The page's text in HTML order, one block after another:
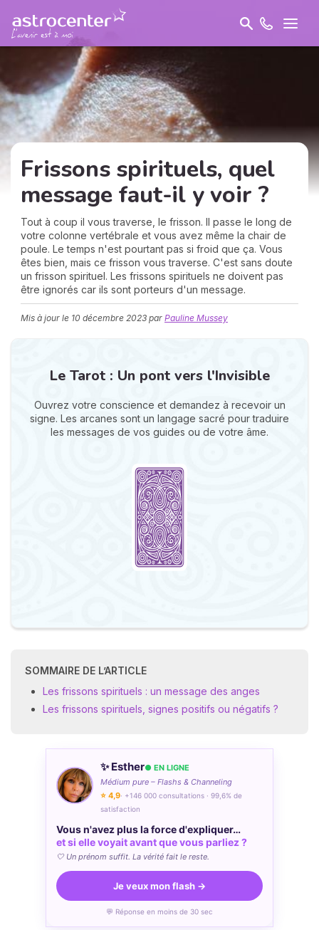
Frissons spirituels, quel
message faut-il y voir ?
Tout à coup il vous traverse, le frisson. Il passe le long de
votre colonne vertébrale et vous avez même la chair de
poule. Le temps n'est pourtant pas si froid que ça. Vous
êtes bien, mais ce frisson vous traverse. C'est sans doute
un frisson spirituel. Les frissons spirituels ne doivent pas
être ignorés car ils sont porteurs d'un message.
Mis à jour le 10 décembre 2023 par Pauline Mussey
Le Tarot : Un pont vers l'Invisible
Ouvrez votre conscience et demandez à recevoir un
signe. Les arcanes sont un langage sacré pour traduire
les messages de vos guides ou de votre âme.
SOMMAIRE DE L’ARTICLE
Les frissons spirituels : un message des anges
Les frissons spirituels, signes positifs ou négatifs ?
✨ Esther● EN LIGNE
Médium pure – Flashs & Channeling
⭐ 4,9· +146 000 consultations · 99,6% de
satisfaction
Vous n'avez plus la force d'expliquer…
et si elle voyait avant que vous parliez ?
🤍 Un prénom suffit. La vérité fait le reste.
Je veux mon flash →
💬 Réponse en moins de 30 sec